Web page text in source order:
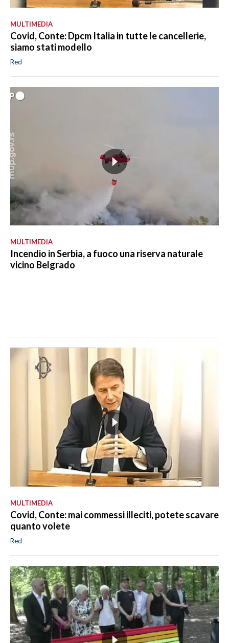
MULTIMEDIA
Covid, Conte: Dpcm Italia in tutte le cancellerie,
siamo stati modello
Red
MULTIMEDIA
Incendio in Serbia, a fuoco una riserva naturale
vicino Belgrado
MULTIMEDIA
Covid, Conte: mai commessi illeciti, potete scavare
quanto volete
Red